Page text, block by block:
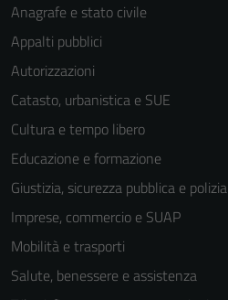
Anagrafe e stato civile
Appalti pubblici
Autorizzazioni
Catasto, urbanistica e SUE
Cultura e tempo libero
Educazione e formazione
Giustizia, sicurezza pubblica e
Imprese, commercio e SUAP
Mobilità e trasporti
Salute, benessere e assistenza